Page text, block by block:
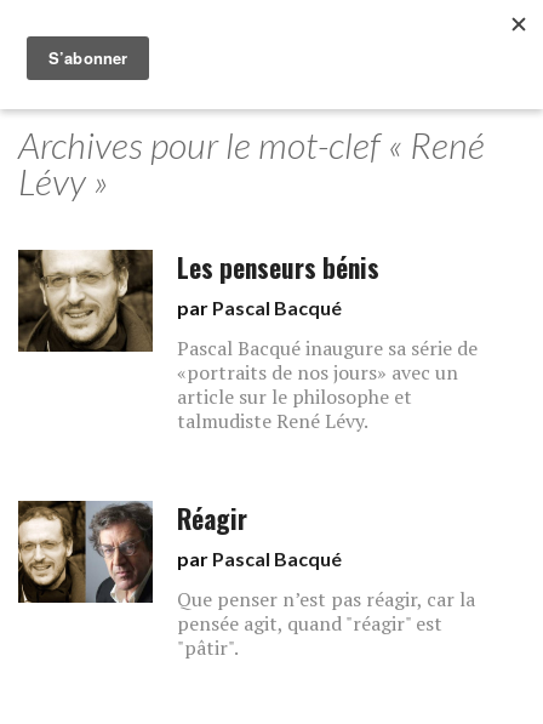
Archives pour le mot-clef « René
Lévy »
Les penseurs bénis
par Pascal Bacqué
Pascal Bacqué inaugure sa série de
«portraits de nos jours» avec un
article sur le philosophe et
talmudiste René Lévy.
Réagir
par Pascal Bacqué
Que penser n’est pas réagir, car la
pensée agit, quand "réagir" est
"pâtir".